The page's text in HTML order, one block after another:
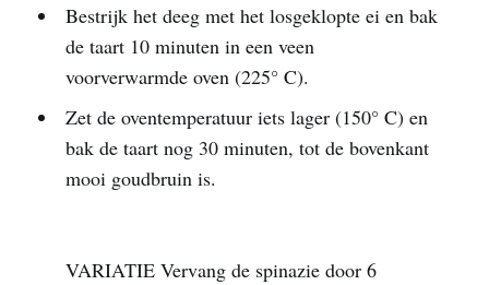
Bestrijk het deeg met het losgeklopte ei en bak
de taart 10 minuten in een veen
voorverwarmde oven (225° C).
Zet de oventemperatuur iets lager (150° C) en
bak de taart nog 30 minuten, tot de bovenkant
mooi goudbruin is.
VARIATIE Vervang de spinazie door 6